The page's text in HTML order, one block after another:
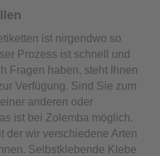
ist nirgendwo so
Prozess ist schnell und
Fragen haben, steht Ihnen
Verfügung. Sind Sie zum
anderen oder
ist bei Zolemba möglich.
der wir verschiedene Arten
Selbstklebende Klebe